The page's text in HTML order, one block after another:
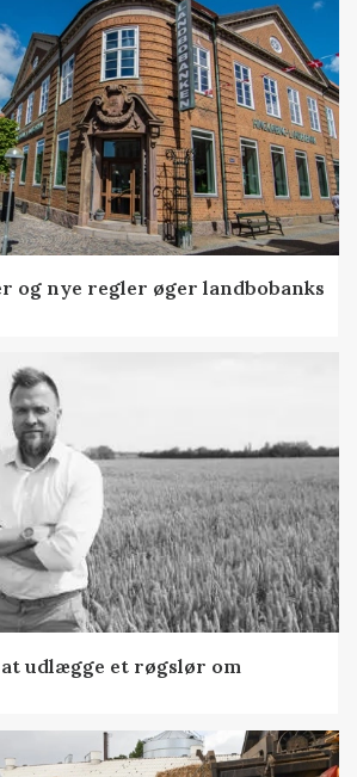
og nye regler øger landbobanks
udlægge et røgslør om